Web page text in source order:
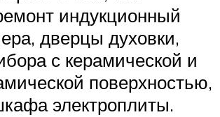
индукционный
дверцы духовки,
с керамической и
поверхностью,
электроплиты.